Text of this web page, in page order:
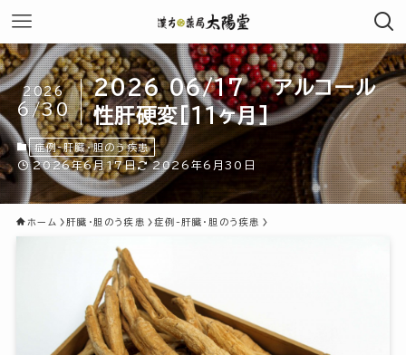
2026 06/17 アルコール
性肝硬変[11ヶ月]
2026
6/30
症例-肝臓・胆のう疾患
2026年6月17日 2026年6月30日
ホーム 肝臓・胆のう疾患 症例-肝臓・胆のう疾患